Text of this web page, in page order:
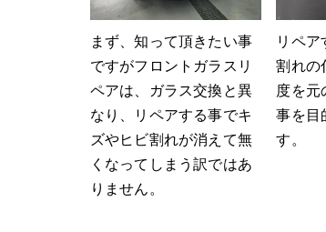
まず、知って頂きたい事
ですがフロントガラスリ
ペアは、ガラス交換と異
なり、リペアする事でキ
ズやヒビ割れが消えて無
くなってしまう訳ではあ
りません。
リペ
割れの
度を元
事を目
す。